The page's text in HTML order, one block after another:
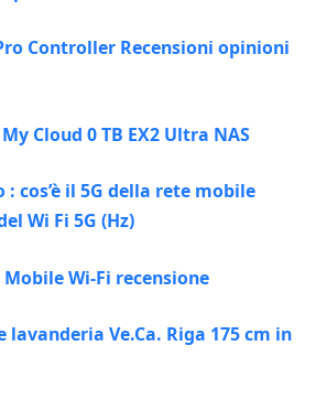
Controller Recensioni opinioni
Cloud 0 TB EX2 Ultra NAS
cos’è il 5G della rete mobile
Wi Fi 5G (Hz)
Mobile Wi-Fi recensione
lavanderia Ve.Ca. Riga 175 cm in